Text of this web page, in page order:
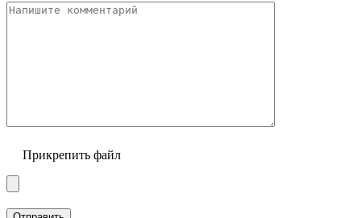
Прикрепить файл